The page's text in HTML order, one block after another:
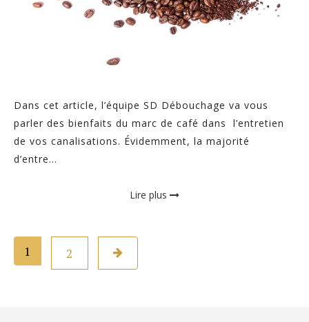
Dans cet article, l’équipe SD Débouchage va vous
parler des bienfaits du marc de café dans l’entretien
de vos canalisations. Évidemment, la majorité
d’entre...
Lire plus
1 2